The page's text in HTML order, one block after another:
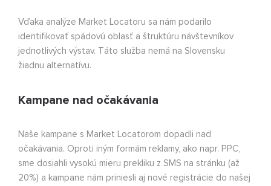
Vďaka analýze Market Locatoru sa nám podarilo
identifikovať spádovú oblasť a štruktúru návštevníkov
jednotlivých výstav. Táto služba nemá na Slovensku
žiadnu alternatívu.
Kampane nad očakávania
Naše kampane s Market Locatorom dopadli nad
očakávania. Oproti iným formám reklamy, ako napr. PPC,
sme dosiahli vysokú mieru prekliku z SMS na stránku (až
20%) a kampane nám priniesli aj nové registrácie do našej